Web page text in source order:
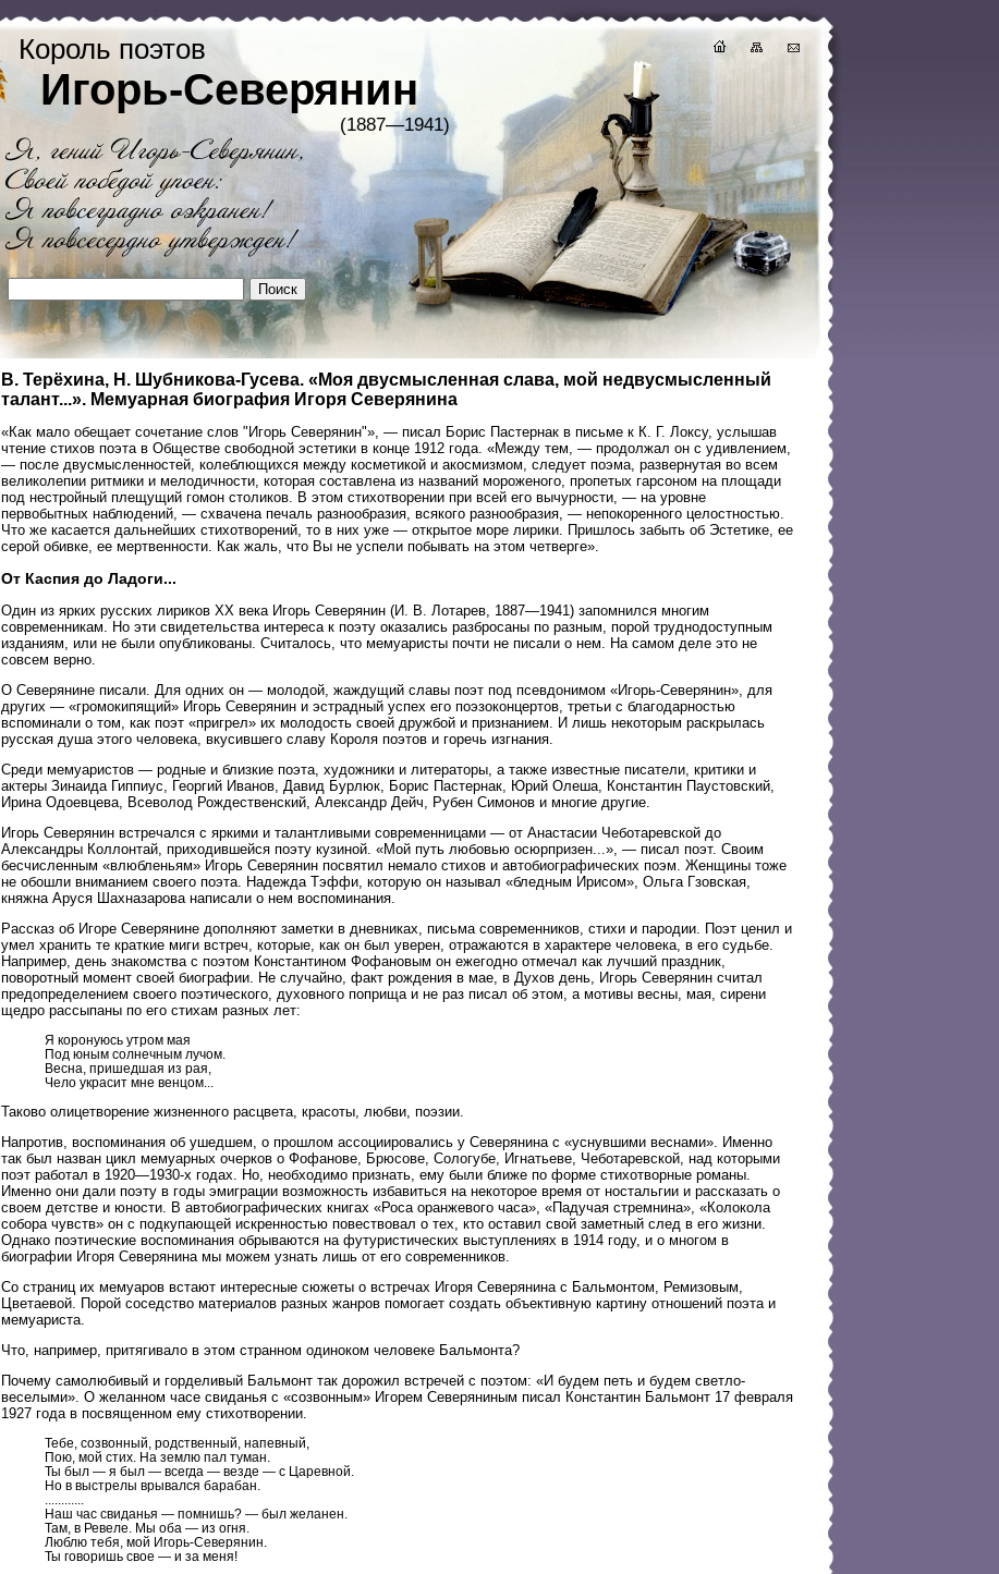
Король поэтов
Игорь-Северянин
(1887—1941)
В. Терёхина, Н. Шубникова-Гусева. «Моя двусмысленная слава, мой недвусмысленный
талант...». Мемуарная биография Игоря Северянина
«Как мало обещает сочетание слов "Игорь Северянин"», — писал Борис Пастернак в письме к К. Г. Локсу, услышав
чтение стихов поэта в Обществе свободной эстетики в конце 1912 года. «Между тем, — продолжал он с удивлением,
— после двусмысленностей, колеблющихся между косметикой и акосмизмом, следует поэма, развернутая во всем
великолепии ритмики и мелодичности, которая составлена из названий мороженого, пропетых гарсоном на площади
под нестройный плещущий гомон столиков. В этом стихотворении при всей его вычурности, — на уровне
первобытных наблюдений, — схвачена печаль разнообразия, всякого разнообразия, — непокоренного целостностью.
Что же касается дальнейших стихотворений, то в них уже — открытое море лирики. Пришлось забыть об Эстетике, ее
серой обивке, ее мертвенности. Как жаль, что Вы не успели побывать на этом четверге».
От Каспия до Ладоги...
Один из ярких русских лириков XX века Игорь Северянин (И. В. Лoтарев, 1887—1941) запомнился многим
современникам. Но эти свидетельства интереса к поэту оказались разбросаны по разным, порой труднодоступным
изданиям, или не были опубликованы. Считалось, что мемуаристы почти не писали о нем. На самом деле это не
совсем верно.
О Северянине писали. Для одних он — молодой, жаждущий славы поэт под псевдонимом «Игорь-Северянин», для
других — «громокипящий» Игорь Северянин и эстрадный успех его поэзоконцертов, третьи с благодарностью
вспоминали о том, как поэт «пригрел» их молодость своей дружбой и признанием. И лишь некоторым раскрылась
русская душа этого человека, вкусившего славу Короля поэтов и горечь изгнания.
Среди мемуаристов — родные и близкие поэта, художники и литераторы, а также известные писатели, критики и
актеры Зинаида Гиппиус, Георгий Иванов, Давид Бурлюк, Борис Пастернак, Юрий Олеша, Константин Паустовский,
Ирина Одоевцева, Всеволод Рождественский, Александр Дейч, Рубен Симонов и многие другие.
Игорь Северянин встречался с яркими и талантливыми современницами — от Анастасии Чеботаревской до
Александры Коллонтай, приходившейся поэту кузиной. «Мой путь любовью осюрпризен...», — писал поэт. Своим
бесчисленным «влюбленьям» Игорь Северянин посвятил немало стихов и автобиографических поэм. Женщины тоже
не обошли вниманием своего поэта. Надежда Тэффи, которую он называл «бледным Ирисом», Ольга Гзовская,
княжна Аруся Шахназарова написали о нем воспоминания.
Рассказ об Игоре Северянине дополняют заметки в дневниках, письма современников, стихи и пародии. Поэт ценил и
умел хранить те краткие миги встреч, которые, как он был уверен, отражаются в характере человека, в его судьбе.
Например, день знакомства с поэтом Константином Фофановым он ежегодно отмечал как лучший праздник,
поворотный момент своей биографии. Не случайно, факт рождения в мае, в Духов день, Игорь Северянин считал
предопределением своего поэтического, духовного поприща и не раз писал об этом, а мотивы весны, мая, сирени
щедро рассыпаны по его стихам разных лет:
Я коронуюсь утром мая
Под юным солнечным лучом.
Весна, пришедшая из рая,
Чело украсит мне венцом...
Таково олицетворение жизненного расцвета, красоты, любви, поэзии.
Напротив, воспоминания об ушедшем, о прошлом ассоциировались у Северянина с «уснувшими веснами». Именно
так был назван цикл мемуарных очерков о Фофанове, Брюсове, Сологубе, Игнатьеве, Чеботаревской, над которыми
поэт работал в 1920—1930-х годах. Но, необходимо признать, ему были ближе по форме стихотворные романы.
Именно они дали поэту в годы эмиграции возможность избавиться на некоторое время от ностальгии и рассказать о
своем детстве и юности. В автобиографических книгах «Роса оранжевого часа», «Падучая стремнина», «Колокола
собора чувств» он с подкупающей искренностью повествовал о тех, кто оставил свой заметный след в его жизни.
Однако поэтические воспоминания обрываются на футуристических выступлениях в 1914 году, и о многом в
биографии Игоря Северянина мы можем узнать лишь от его современников.
Со страниц их мемуаров встают интересные сюжеты о встречах Игоря Северянина с Бальмонтом, Ремизовым,
Цветаевой. Порой соседство материалов разных жанров помогает создать объективную картину отношений поэта и
мемуариста.
Что, например, притягивало в этом странном одиноком человеке Бальмонта?
Почему самолюбивый и горделивый Бальмонт так дорожил встречей с поэтом: «И будем петь и будем светло-
веселыми». О желанном часе свиданья с «созвонным» Игорем Северяниным писал Константин Бальмонт 17 февраля
1927 года в посвященном ему стихотворении.
Тебе, созвонный, родственный, напевный,
Пою, мой стих. На землю пал туман.
Ты был — я был — всегда — везде — с Царевной.
Но в выстрелы врывался барабан.
Наш час свиданья — помнишь? — был желанен.
Там, в Ревеле. Мы оба — из огня.
Люблю тебя, мой Игорь-Северянин.
Ты говоришь свое — и за меня!